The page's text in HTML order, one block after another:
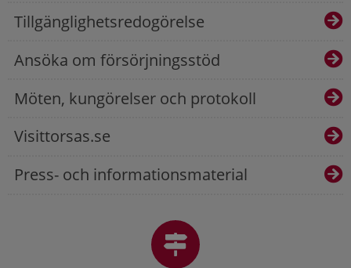
Tillgänglighetsredogörelse
Ansöka om försörjningsstöd
Möten, kungörelser och protokoll
Visittorsas.se
Press- och informationsmaterial